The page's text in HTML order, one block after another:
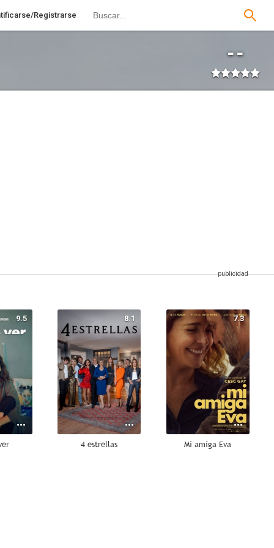
Registrarse
--
9.5 8.1
4 estrellas
7.3
Mi amiga Eva